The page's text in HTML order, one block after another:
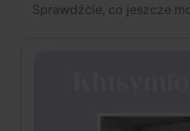
Sprawdźcie, co jeszcze